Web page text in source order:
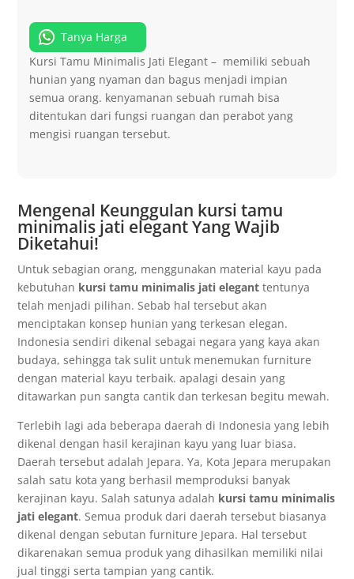
Tanya Harga
Kursi Tamu Minimalis Jati Elegant – memiliki sebuah
hunian yang nyaman dan bagus menjadi impian
semua orang. kenyamanan sebuah rumah bisa
ditentukan dari fungsi ruangan dan perabot yang
mengisi ruangan tersebut.
Mengenal Keunggulan kursi tamu
minimalis jati elegant Yang Wajib
Diketahui!
Untuk sebagian orang, menggunakan material kayu pada
kebutuhan kursi tamu minimalis jati elegant tentunya
telah menjadi pilihan. Sebab hal tersebut akan
menciptakan konsep hunian yang terkesan elegan.
Indonesia sendiri dikenal sebagai negara yang kaya akan
budaya, sehingga tak sulit untuk menemukan furniture
dengan material kayu terbaik. apalagi desain yang
ditawarkan pun sangta cantik dan terkesan begitu mewah.
Terlebih lagi ada beberapa daerah di Indonesia yang lebih
dikenal dengan hasil kerajinan kayu yang luar biasa.
Daerah tersebut adalah Jepara. Ya, Kota Jepara merupakan
salah satu kota yang berhasil memproduksi banyak
kerajinan kayu. Salah satunya adalah kursi tamu minimalis
jati elegant. Semua produk dari daerah tersebut biasanya
dikenal dengan sebutan furniture Jepara. Hal tersebut
dikarenakan semua produk yang dihasilkan memiliki nilai
jual tinggi serta tampian yang cantik.